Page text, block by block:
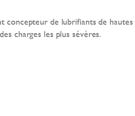
concepteur de lubrifiants de
charges les plus sévères.